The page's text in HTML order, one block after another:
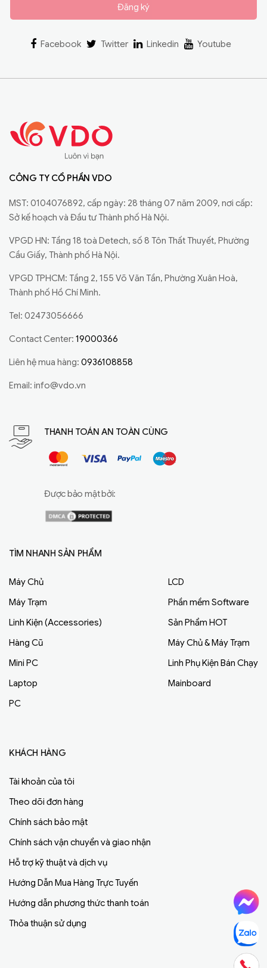
Đăng ký
Facebook Twitter Linkedin Youtube
CÔNG TY CỔ PHẦN VDO
MST: 0104076892, cấp ngày: 28 tháng 07 năm 2009, nơi cấp:
Sở kế hoạch và Đầu tư Thành phố Hà Nội.
VPGD HN: Tầng 18 toà Detech, số 8 Tôn Thất Thuyết, Phường
Cầu Giấy, Thành phố Hà Nội.
VPGD TPHCM: Tầng 2, 155 Võ Văn Tần, Phường Xuân Hoà,
Thành phố Hồ Chí Minh.
Tel: 02473056666
Contact Center: 19000366
Liên hệ mua hàng: 0936108858
Email: info@vdo.vn
THANH TOÁN AN TOÀN CÙNG
Được bảo mật bởi:
TÌM NHANH SẢN PHẨM
Máy Chủ
Máy Trạm
Linh Kiện (Accessories)
Hàng Cũ
Mini PC
Laptop
PC
LCD
Phần mềm Software
Sản Phẩm HOT
Máy Chủ & Máy Trạm
Linh Phụ Kiện Bán Chạy
Mainboard
KHÁCH HÀNG
Tài khoản của tôi
Theo dõi đơn hàng
Chính sách bảo mật
Chính sách vận chuyển và giao nhận
Hỗ trợ kỹ thuật và dịch vụ
Hướng Dẫn Mua Hàng Trực Tuyến
Hướng dẫn phương thức thanh toán
Thỏa thuận sử dụng